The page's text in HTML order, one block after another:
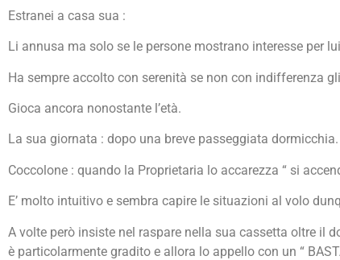
Estranei a casa sua :
Li annusa ma solo se le persone mostrano interesse per
Ha sempre accolto con serenità se non con indifferenza
Gioca ancora nonostante l’età.
La sua giornata : dopo una breve passeggiata dormicchia.
Coccolone : quando la Proprietaria lo accarezza “ si
E’ molto intuitivo e sembra capire le situazioni al volo
A volte però insiste nel raspare nella sua cassetta oltre il
è particolarmente gradito e allora lo appello con un “